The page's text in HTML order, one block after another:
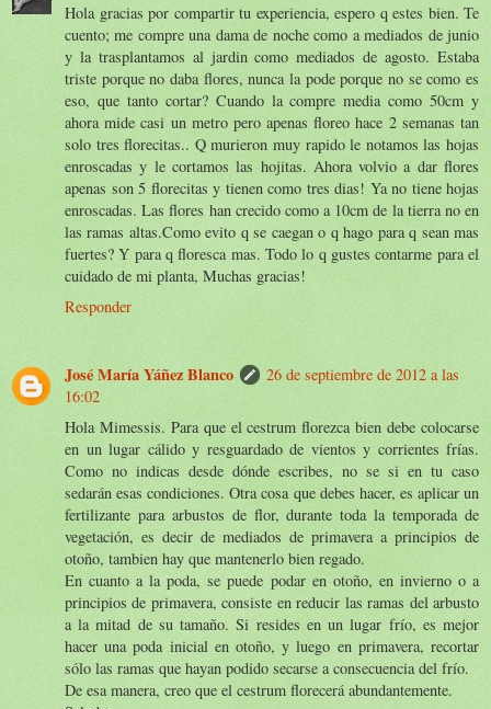
Hola gracias por compartir tu experiencia, espero q estes bien. Te
cuento; me compre una dama de noche como a mediados de junio
y la trasplantamos al jardin como mediados de agosto. Estaba
triste porque no daba flores, nunca la pode porque no se como es
eso, que tanto cortar? Cuando la compre media como 50cm y
ahora mide casi un metro pero apenas floreo hace 2 semanas tan
solo tres florecitas.. Q murieron muy rapido le notamos las hojas
enroscadas y le cortamos las hojitas. Ahora volvio a dar flores
apenas son 5 florecitas y tienen como tres dias! Ya no tiene hojas
enroscadas. Las flores han crecido como a 10cm de la tierra no en
las ramas altas.Como evito q se caegan o q hago para q sean mas
fuertes? Y para q floresca mas. Todo lo q gustes contarme para el
cuidado de mi planta, Muchas gracias!
Responder
José María Yáñez Blanco
26 de septiembre de 2012 a las
16:02
Hola Mimessis. Para que el cestrum florezca bien debe colocarse
en un lugar cálido y resguardado de vientos y corrientes frías.
Como no indicas desde dónde escribes, no se si en tu caso
sedarán esas condiciones. Otra cosa que debes hacer, es aplicar un
fertilizante para arbustos de flor, durante toda la temporada de
vegetación, es decir de mediados de primavera a principios de
otoño, tambien hay que mantenerlo bien regado.
En cuanto a la poda, se puede podar en otoño, en invierno o a
principios de primavera, consiste en reducir las ramas del arbusto
a la mitad de su tamaño. Si resides en un lugar frío, es mejor
hacer una poda inicial en otoño, y luego en primavera, recortar
sólo las ramas que hayan podido secarse a consecuencia del frío.
De esa manera, creo que el cestrum florecerá abundantemente.